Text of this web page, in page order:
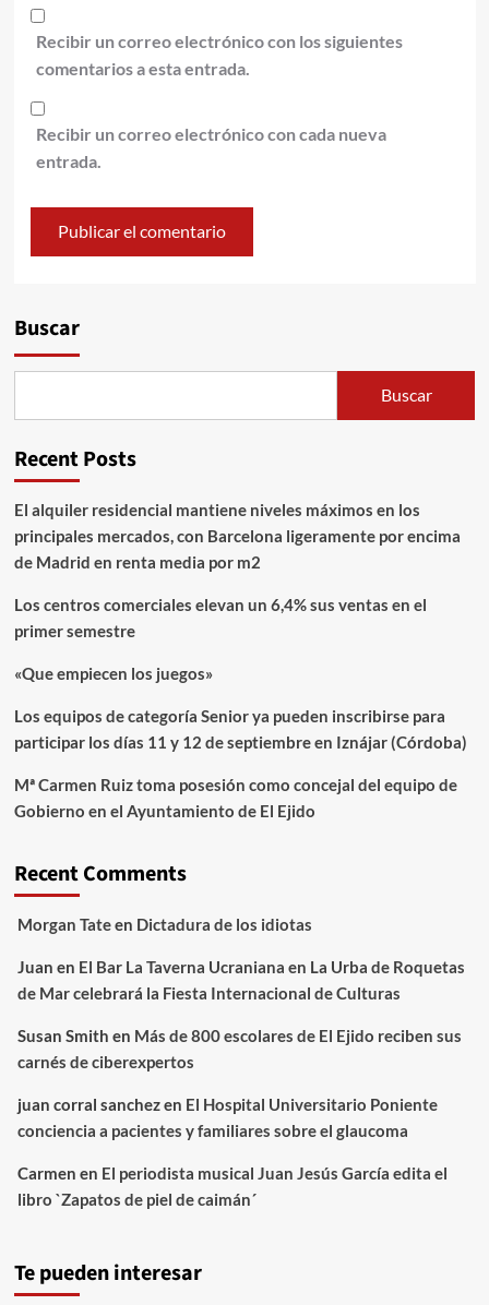
Recibir un correo electrónico con los siguientes
comentarios a esta entrada.
Recibir un correo electrónico con cada nueva
entrada.
Buscar
Buscar
Recent Posts
El alquiler residencial mantiene niveles máximos en los
principales mercados, con Barcelona ligeramente por encima
de Madrid en renta media por m2
Los centros comerciales elevan un 6,4% sus ventas en el
primer semestre
«Que empiecen los juegos»
Los equipos de categoría Senior ya pueden inscribirse para
participar los días 11 y 12 de septiembre en Iznájar (Córdoba)
Mª Carmen Ruiz toma posesión como concejal del equipo de
Gobierno en el Ayuntamiento de El Ejido
Recent Comments
Morgan Tateen Dictadura de los idiotas
Juan en El Bar La Taverna Ucraniana en La Urba de Roquetas
de Mar celebrará la Fiesta Internacional de Culturas
Susan Smith en Más de 800 escolares de El Ejido reciben sus
carnés de ciberexpertos
juan corral sanchezen El Hospital Universitario Poniente
conciencia a pacientes y familiares sobre el glaucoma
Carmen en El periodista musical Juan Jesús García edita el
libro `Zapatos de piel de caimán´
Te pueden interesar